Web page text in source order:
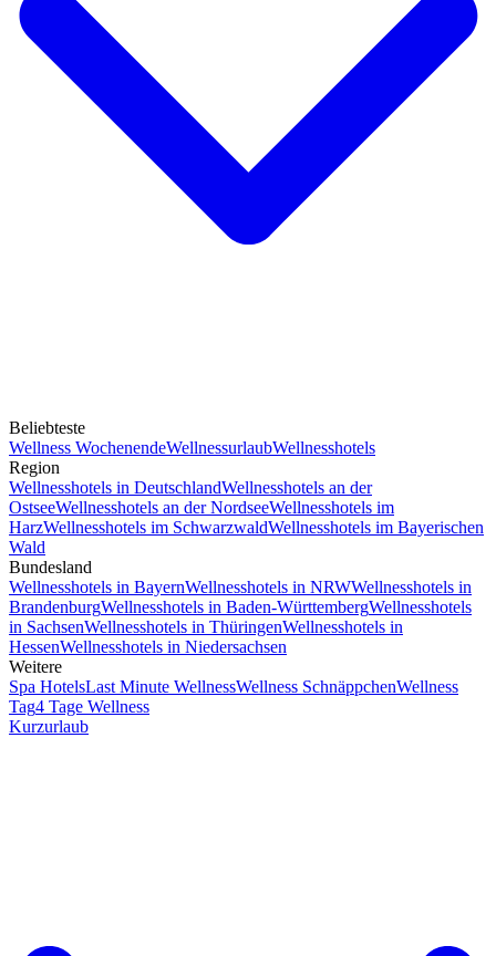
Beliebteste
Wellness WochenendeWellnessurlaubWellnesshotels
Region
Wellnesshotels in DeutschlandWellnesshotels an der
OstseeWellnesshotels an der NordseeWellnesshotels im
HarzWellnesshotels im SchwarzwaldWellnesshotels im Bayerischen
Wald
Bundesland
Wellnesshotels in BayernWellnesshotels in NRWWellnesshotels in
BrandenburgWellnesshotels in Baden-WürttembergWellnesshotels
in SachsenWellnesshotels in ThüringenWellnesshotels in
HessenWellnesshotels in Niedersachsen
Weitere
Spa HotelsLast Minute WellnessWellness SchnäppchenWellness
Tag4 Tage Wellness
Kurzurlaub